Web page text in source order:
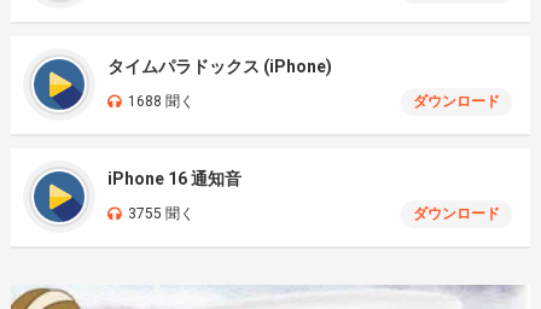
タイムパラドックス (iPhone)
1688 聞く ダウンロード
iPhone 16 通知音
3755 聞く ダウンロード